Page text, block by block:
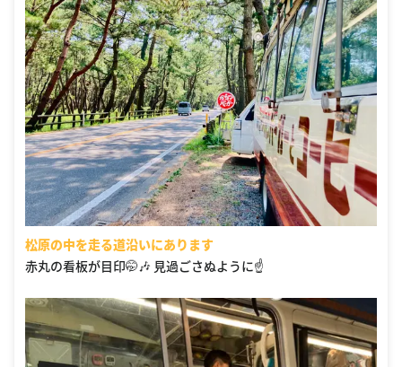
松原の中を走る道沿いにあります
赤丸の看板が目印🤭🎶 見過ごさぬように☝️